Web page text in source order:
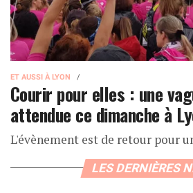
ET AUSSI À LYON
Courir pour elles : une
attendue ce dimanche à
L'évènement est de retour pour
LES DERNIÈRES